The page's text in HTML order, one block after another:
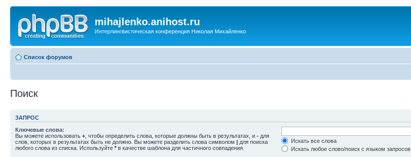
mihajlenko.anihost.ru
Интерлингвистическая конференция Николая Михайленко
Список форумов
Поиск
ЗАПРОС
Ключевые слова:
Вы можете использовать + , чтобы определить слова, которые должны быть в результатах, и - для
слов, которых в результатах быть не должно. Вы можете разделить слова символом | для поиска
любого слова из списка. Используйте * в качестве шаблона для частичного совпадения.
Искать все слова
Искать любое слово/поиск с языком запросов